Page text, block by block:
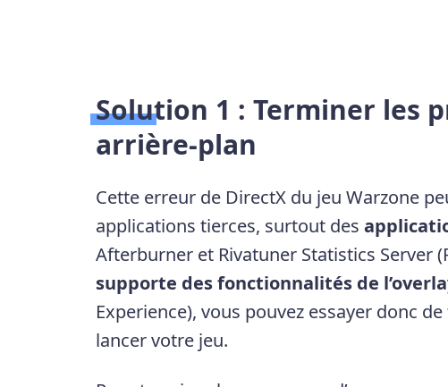
Solution 1 : Terminer les
arrière-plan
Cette erreur de DirectX du jeu Warzone
applications tierces, surtout des
Afterburner et Rivatuner Statistics Server
supporte des fonctionnalités de
Experience), vous pouvez essayer donc
lancer votre jeu.